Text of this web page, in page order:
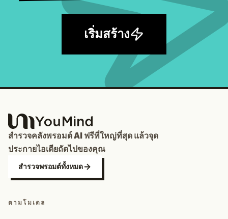
เริ่มสร้าง
สำรวจคลังพรอมต์ AI ฟรีที่ใหญ่ที่สุด แล้วจุด
ประกายไอเดียถัดไปของคุณ
สำรวจพรอมต์ทั้งหมด
ตามโมเดล